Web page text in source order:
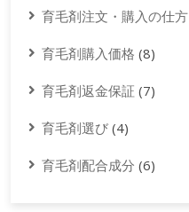
育毛剤注文・購入の仕方
育毛剤購入価格 (8)
育毛剤返金保証 (7)
育毛剤選び (4)
育毛剤配合成分 (6)